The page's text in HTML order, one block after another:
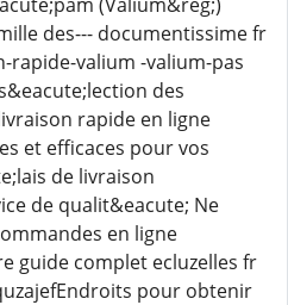
des--- documentissime fr
rapide-valium -valium-pas
des
rapide en ligne
et efficaces pour vos
de livraison
de qualit&eacute; Ne
en ligne
guide complet ecluzelles fr
pour obtenir